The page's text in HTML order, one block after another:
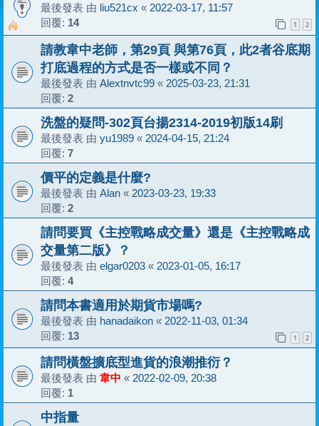
最後發表 由 liu521cx « 2022-03-17, 11:57
回覆: 14 1 2
請教韋中老師，第29頁 與第76頁，此2者谷底期
打底過程的方式是否一樣或不同？
最後發表 由 Alextnvtc99 « 2025-03-23, 21:31
回覆: 2
洗盤的疑問-302頁台揚2314-2019初版14刷
最後發表 由 yu1989 « 2024-04-15, 21:24
回覆: 7
價平的定義是什麼?
最後發表 由 Alan « 2023-03-23, 19:33
回覆: 2
請問要買《主控戰略成交量》還是《主控戰略成
交量第二版》？
最後發表 由 elgar0203 « 2023-01-05, 16:17
回覆: 4
請問本書適用於期貨市場嗎?
最後發表 由 hanadaikon « 2022-11-03, 01:34
回覆: 13 1 2
請問橫盤擴底型進貨的浪潮推衍？
最後發表 由 韋中 « 2022-02-09, 20:38
回覆: 1
中指量